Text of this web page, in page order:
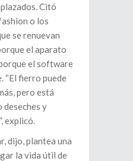
Citó
o los
se renuevan
el aparato
el software
“El fierro puede
pero está
deseches y
explicó.
dijo, plantea una
la vida útil de